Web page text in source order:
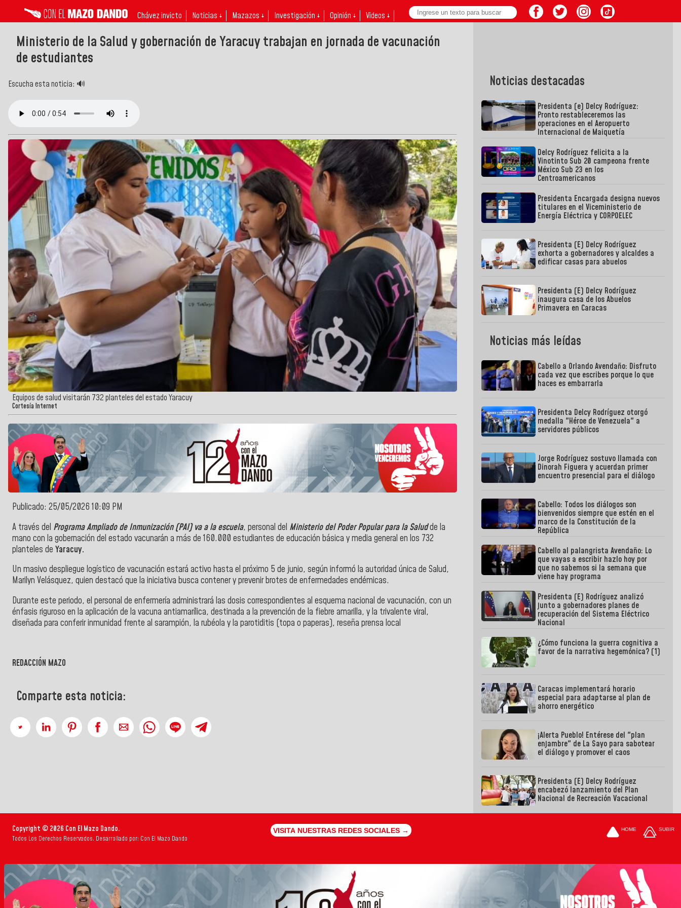
Chávez invicto Noticias ↓ Mazazos ↓ Investigación ↓ Opinión ↓ Videos ↓
Ministerio de la Salud y gobernación de Yaracuy trabajan en jornada de vacunación
de estudiantes
Escucha esta noticia: 🔊
Equipos de salud visitarán 732 planteles del estado Yaracuy
Cortesía Internet
Publicado: 25/05/2026 10:09 PM
A través del Programa Ampliado de Inmunización (PAI) va a la escuela, personal del Ministerio del Poder Popular para la Saludde la
mano con la gobernación del estado vacunarán a más de 160.000 estudiantes de educación básica y media general en los 732
planteles de Yaracuy.
Un masivo despliegue logístico de vacunación estará activo hasta el próximo 5 de junio, según informó la autoridad única de Salud,
Marilyn Velásquez, quien destacó que la iniciativa busca contener y prevenir brotes de enfermedades endémicas.
Durante este periodo, el personal de enfermería administrará las dosis correspondientes al esquema nacional de vacunación, con un
énfasis riguroso en la aplicación de la vacuna antiamarílica, destinada a la prevención de la fiebre amarilla, y la trivalente viral,
diseñada para conferir inmunidad frente al sarampión, la rubéola y la parotiditis (topa o paperas), reseña prensa local
REDACCIÓN MAZO
Comparte esta noticia:
Noticias destacadas
Presidenta (e) Delcy Rodríguez:
Pronto restableceremos las
operaciones en el Aeropuerto
Internacional de Maiquetía
Delcy Rodríguez felicita a la
Vinotinto Sub 20 campeona frente
México Sub 23 en los
Centroamericanos
Presidenta Encargada designa nuevos
titulares en el Viceministerio de
Energía Eléctrica y CORPOELEC
Presidenta (E) Delcy Rodríguez
exhorta a gobernadores y alcaldes a
edificar casas para abuelos
Presidenta (E) Delcy Rodríguez
inaugura casa de los Abuelos
Primavera en Caracas
Noticias más leídas
Cabello a Orlando Avendaño: Disfruto
cada vez que escribes porque lo que
haces es embarrarla
Presidenta Delcy Rodríguez otorgó
medalla "Héroe de Venezuela" a
servidores públicos
Jorge Rodríguez sostuvo llamada con
Dinorah Figuera y acuerdan primer
encuentro presencial para el diálogo
Cabello: Todos los diálogos son
bienvenidos siempre que estén en el
marco de la Constitución de la
República
Cabello al palangrista Avendaño: Lo
que vayas a escribir hazlo hoy por
que no sabemos si la semana que
viene hay programa
Presidenta (E) Rodríguez analizó
junto a gobernadores planes de
recuperación del Sistema Eléctrico
Nacional
¿Cómo funciona la guerra cognitiva a
favor de la narrativa hegemónica? (1)
Caracas implementará horario
especial para adaptarse al plan de
ahorro energético
¡Alerta Pueblo! Entérese del "plan
enjambre" de La Sayo para sabotear
el diálogo y promover el caos
Presidenta (E) Delcy Rodríguez
encabezó lanzamiento del Plan
Nacional de Recreación Vacacional
Copyright © 2026 Con El Mazo Dando.
Todos Los Derechos Reservados. Desarrollado por: Con El Mazo Dando
VISITA NUESTRAS REDES SOCIALES → HOME SUBIR